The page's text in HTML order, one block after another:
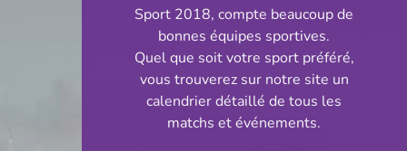
18.05.2025
16:00
Stade Municipal
Partager
BGL Ligue
Sport 2018, compte beaucoup de
bonnes équipes sportives.
Quel que soit votre sport préféré,
vous trouverez sur notre site un
calendrier détaillé de tous les
matchs et événements.